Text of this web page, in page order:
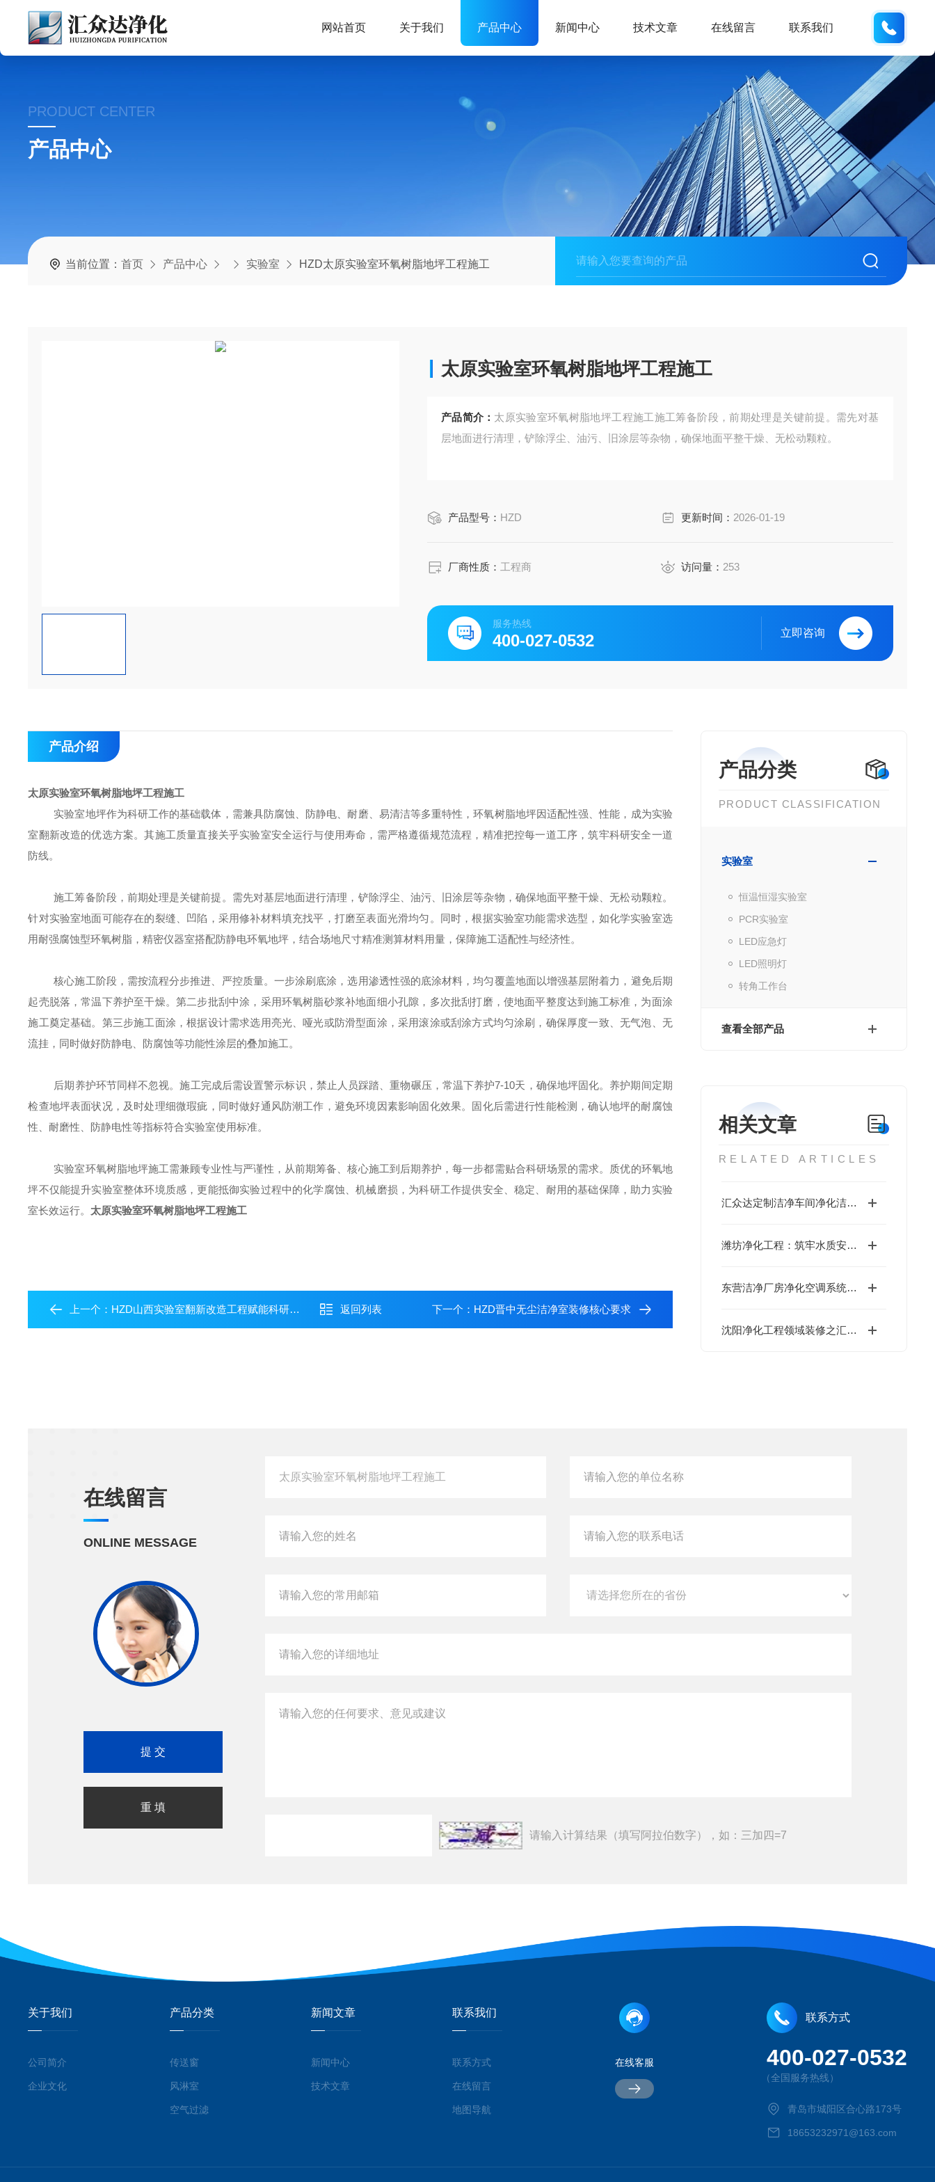
网站首页 关于我们 产品中心 新闻中心 技术文章 在线留言 联系我们
PRODUCT CENTER
产品中心
当前位置：首页 产品中心 实验室 HZD太原实验室环氧树脂地坪工程施工
太原实验室环氧树脂地坪工程施工
产品简介： 太原实验室环氧树脂地坪工程施工施工筹备阶段，前期处理是关键前提。需先对基
层地面进行清理，铲除浮尘、油污、旧涂层等杂物，确保地面平整干燥、无松动颗粒。
产品型号： HZD 更新时间： 2026-01-19
厂商性质： 工程商 访问量： 253
服务热线
400-027-0532 立即咨询
产品分类
PRODUCT CLASSIFICATION
实验室
恒温恒湿实验室
PCR实验室
LED应急灯
LED照明灯
转角工作台
查看全部产品
相关文章
RELATED ARTICLES
汇众达定制洁净车间净化洁净方案
潍坊净化工程：筑牢水质安全的坚固屏障
东营洁净厂房净化空调系统的安装质量解决
沈阳净化工程领域装修之汇众达
产品介绍
太原实验室环氧树脂地坪工程施工
实验室地坪作为科研工作的基础载体，需兼具防腐蚀、防静电、耐磨、易清洁等多重特性，环氧树脂地坪因适配性强、性能，成为实验
室翻新改造的优选方案。其施工质量直接关乎实验室安全运行与使用寿命，需严格遵循规范流程，精准把控每一道工序，筑牢科研安全一道
防线。
施工筹备阶段，前期处理是关键前提。需先对基层地面进行清理，铲除浮尘、油污、旧涂层等杂物，确保地面平整干燥、无松动颗粒。
针对实验室地面可能存在的裂缝、凹陷，采用修补材料填充找平，打磨至表面光滑均匀。同时，根据实验室功能需求选型，如化学实验室选
用耐强腐蚀型环氧树脂，精密仪器室搭配防静电环氧地坪，结合场地尺寸精准测算材料用量，保障施工适配性与经济性。
核心施工阶段，需按流程分步推进、严控质量。一步涂刷底涂，选用渗透性强的底涂材料，均匀覆盖地面以增强基层附着力，避免后期
起壳脱落，常温下养护至干燥。第二步批刮中涂，采用环氧树脂砂浆补地面细小孔隙，多次批刮打磨，使地面平整度达到施工标准，为面涂
施工奠定基础。第三步施工面涂，根据设计需求选用亮光、哑光或防滑型面涂，采用滚涂或刮涂方式均匀涂刷，确保厚度一致、无气泡、无
流挂，同时做好防静电、防腐蚀等功能性涂层的叠加施工。
后期养护环节同样不忽视。施工完成后需设置警示标识，禁止人员踩踏、重物碾压，常温下养护7-10天，确保地坪固化。养护期间定期
检查地坪表面状况，及时处理细微瑕疵，同时做好通风防潮工作，避免环境因素影响固化效果。固化后需进行性能检测，确认地坪的耐腐蚀
性、耐磨性、防静电性等指标符合实验室使用标准。
实验室环氧树脂地坪施工需兼顾专业性与严谨性，从前期筹备、核心施工到后期养护，每一步都需贴合科研场景的需求。质优的环氧地
坪不仅能提升实验室整体环境质感，更能抵御实验过程中的化学腐蚀、机械磨损，为科研工作提供安全、稳定、耐用的基础保障，助力实验
室长效运行。 太原实验室环氧树脂地坪工程施工
上一个： HZD山西实验室翻新改造工程赋能科研发展 返回列表 下一个： HZD晋中无尘洁净室装修核心要求
在线留言
ONLINE MESSAGE
请输入计算结果（填写阿拉伯数字），如：三加四=7
关于我们
公司简介
企业文化
产品分类
传送窗
风淋室
空气过滤
新闻文章
新闻中心
技术文章
联系我们
联系方式
在线留言
地图导航
在线客服
联系方式
400-027-0532
（全国服务热线）
青岛市城阳区合心路173号
18653232971@163.com